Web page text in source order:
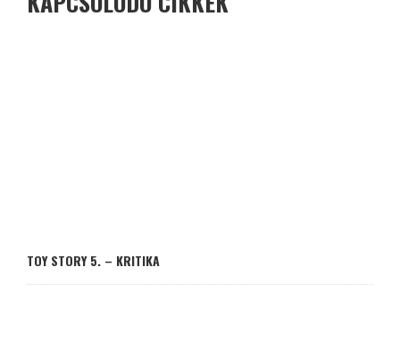
TOY STORY 5. – KRITIKA